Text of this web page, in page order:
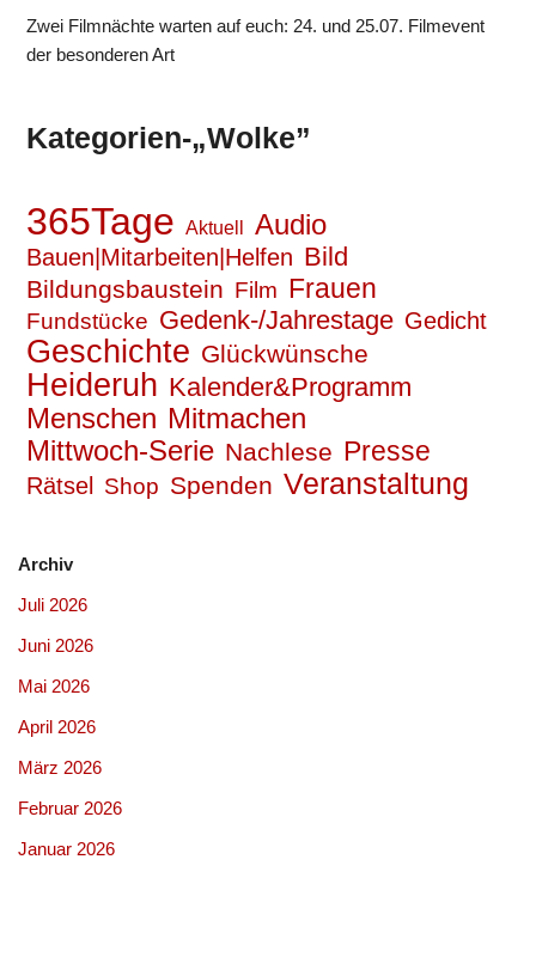
Zwei Filmnächte warten auf euch: 24. und 25.07. Filmevent
der besonderen Art
Kategorien-„Wolke”
365Tage Aktuell Audio
Bauen|Mitarbeiten|Helfen Bild
Bildungsbaustein Film Frauen
Fundstücke Gedenk-/Jahrestage Gedicht
Geschichte Glückwünsche
Heideruh Kalender&Programm
Menschen Mitmachen
Mittwoch-Serie Nachlese Presse
Rätsel Shop Spenden Veranstaltung
Archiv
Juli 2026
Juni 2026
Mai 2026
April 2026
März 2026
Februar 2026
Januar 2026